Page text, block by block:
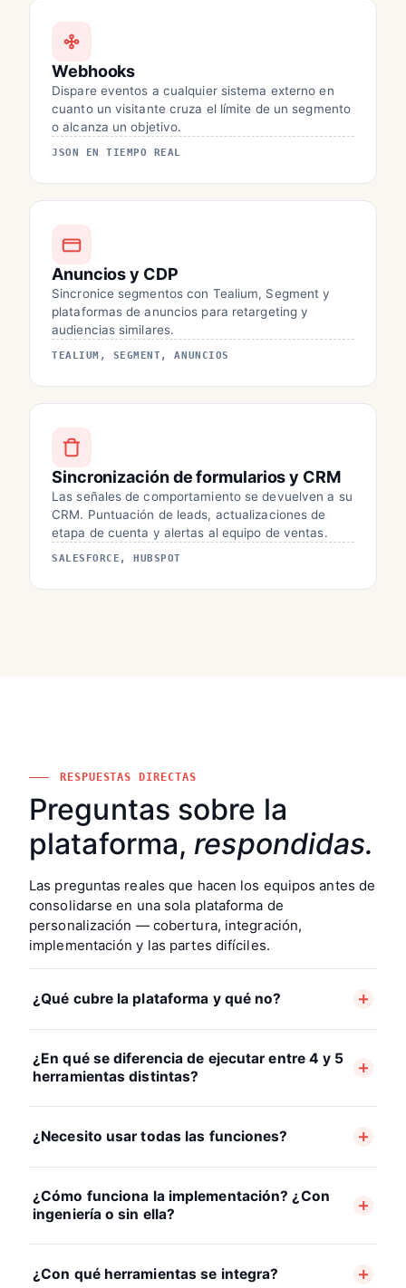
Webhooks
Dispare eventos a cualquier sistema externo en
cuanto un visitante cruza el límite de un segmento
o alcanza un objetivo.
JSON EN TIEMPO REAL
Anuncios y CDP
Sincronice segmentos con Tealium, Segment y
plataformas de anuncios para retargeting y
audiencias similares.
TEALIUM, SEGMENT, ANUNCIOS
Sincronización de formularios y CRM
Las señales de comportamiento se devuelven a su
CRM. Puntuación de leads, actualizaciones de
etapa de cuenta y alertas al equipo de ventas.
SALESFORCE, HUBSPOT
RESPUESTAS DIRECTAS
Preguntas sobre la
plataforma, respondidas.
Las preguntas reales que hacen los equipos antes de
consolidarse en una sola plataforma de
personalización — cobertura, integración,
implementación y las partes difíciles.
¿Qué cubre la plataforma y qué no?
¿En qué se diferencia de ejecutar entre 4 y 5
herramientas distintas?
¿Necesito usar todas las funciones?
¿Cómo funciona la implementación? ¿Con
ingeniería o sin ella?
¿Con qué herramientas se integra?